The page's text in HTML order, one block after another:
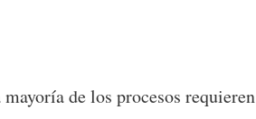
de los procesos requieren